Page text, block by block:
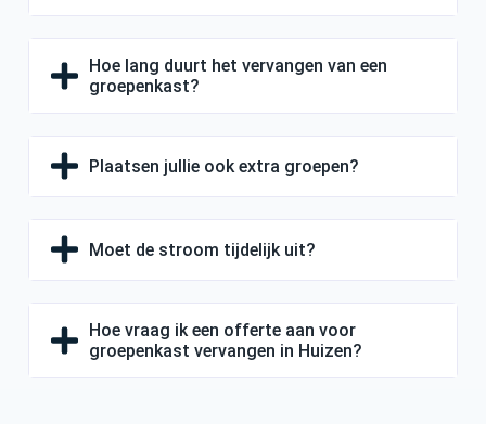
Hoe lang duurt het vervangen van een
groepenkast?
Plaatsen jullie ook extra groepen?
Moet de stroom tijdelijk uit?
Hoe vraag ik een offerte aan voor
groepenkast vervangen in Huizen?